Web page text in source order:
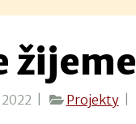
žijeme
| Projekty|